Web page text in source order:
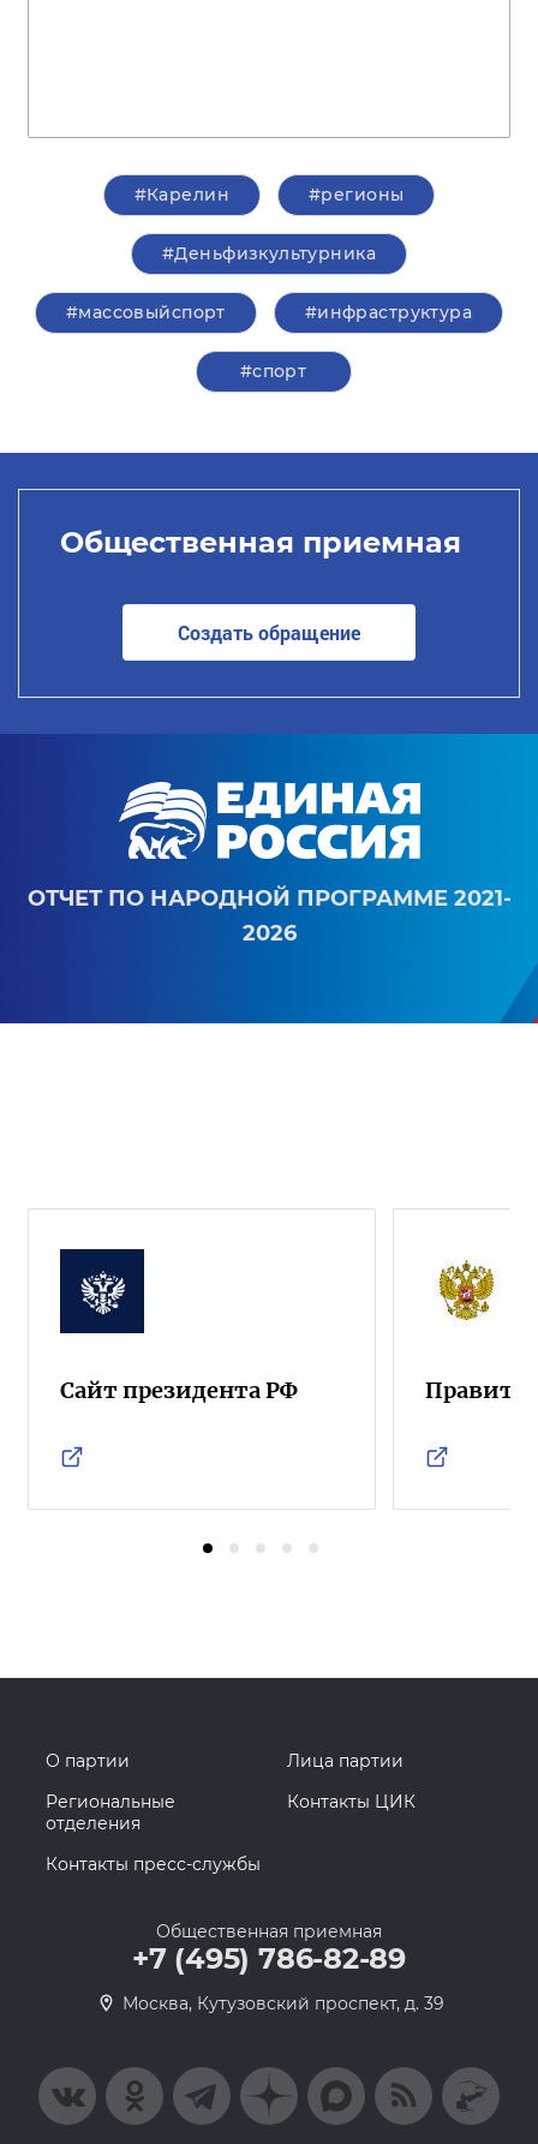
#Карелин #регионы
#Деньфизкультурника
#массовыйспорт #инфраструктура
#спорт
Общественная приемная
Создать обращение
ОТЧЕТ ПО НАРОДНОЙ ПРОГРАММЕ 2021-
2026
Сайт президента РФ
О партии
Лица партии
Региональные
отделения
Контакты ЦИК
Контакты пресс-службы
Общественная приемная
+7 (495) 786-82-89
Москва, Кутузовский проспект, д. 39